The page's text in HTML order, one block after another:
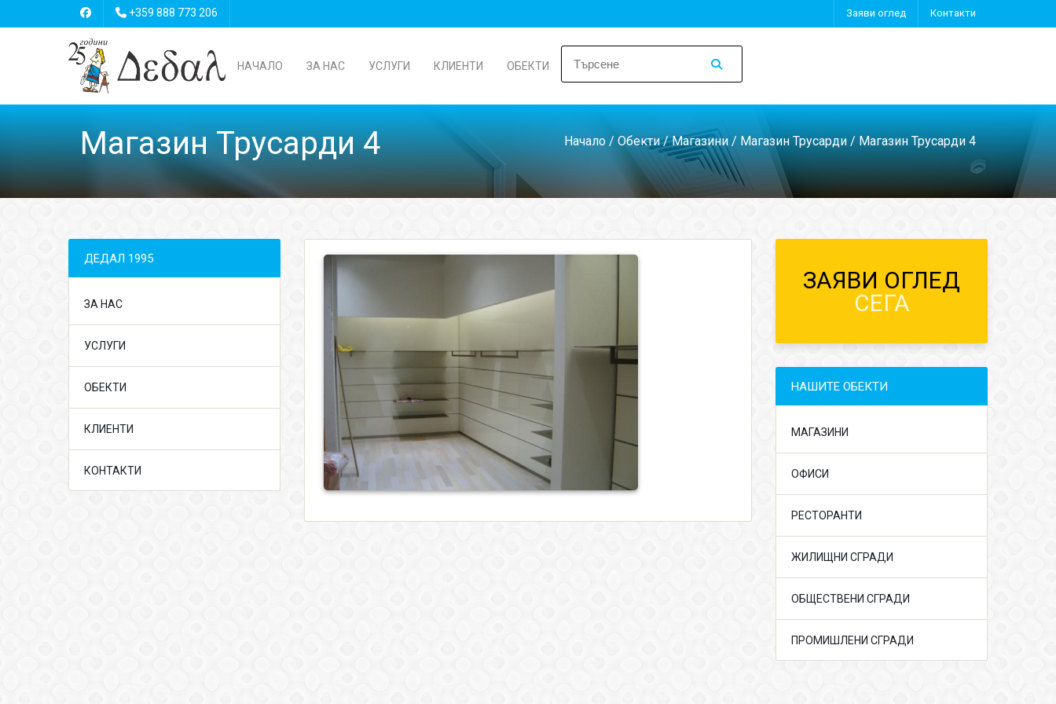
+359 888 773 206 Заяви оглед Контакти
НАЧАЛО ЗА НАС УСЛУГИ КЛИЕНТИ ОБЕКТИ
Магазин Трусарди 4 Начало / Обекти/Магазини / Магазин Трусарди / Магазин Трусарди 4
ДЕДАЛ 1995
ЗА НАС
УСЛУГИ
ОБЕКТИ
КЛИЕНТИ
КОНТАКТИ
ЗАЯВИ ОГЛЕД
СЕГА
НАШИТЕ ОБЕКТИ
МАГАЗИНИ
ОФИСИ
РЕСТОРАНТИ
ЖИЛИЩНИ СГРАДИ
ОБЩЕСТВЕНИ СГРАДИ
ПРОМИШЛЕНИ СГРАДИ